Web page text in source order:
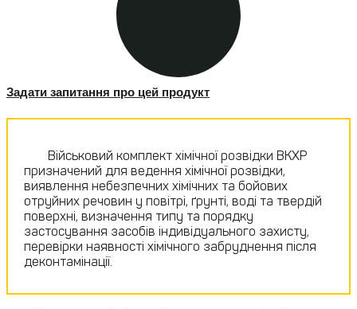
Задати запитання про цей продукт
Військовий комплект хімічної розвідки ВКХР
призначений для ведення хімічної розвідки,
виявлення небезпечних хімічних та бойових
отруйних речовин у повітрі, ґрунті, воді та твердій
поверхні, визначення типу та порядку
застосування засобів індивідуального захисту,
перевірки наявності хімічного забруднення після
деконтамінації.